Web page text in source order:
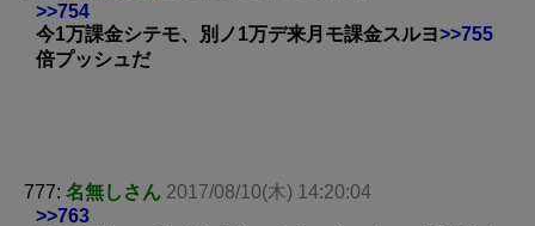
>>754
今1万課金シテモ、別ノ1万デ来月モ課金スルヨ>>755
倍プッシュだ
777: 名無しさん 2017/08/10(木) 14:20:04
>>763